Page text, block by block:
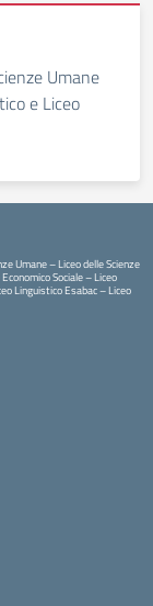
Umane
e Liceo
Umane – Liceo delle Scienze
Sociale – Liceo
Linguistico Esabac – Liceo